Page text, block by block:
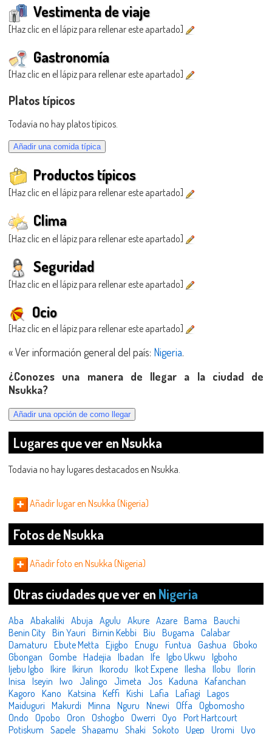
Vestimenta de viaje
[Haz clic en el lápiz para rellenar este apartado]
Gastronomía
[Haz clic en el lápiz para rellenar este apartado]
Platos típicos
Todavía no hay platos típicos.
Productos típicos
[Haz clic en el lápiz para rellenar este apartado]
Clima
[Haz clic en el lápiz para rellenar este apartado]
Seguridad
[Haz clic en el lápiz para rellenar este apartado]
Ocio
[Haz clic en el lápiz para rellenar este apartado]
« Ver información general del país: Nigeria.
¿Conozes una manera de llegar a la ciudad de
Nsukka?
Lugares que ver en Nsukka
Todavia no hay lugares destacados en Nsukka.
Añadir lugar en Nsukka (Nigeria)
Fotos de Nsukka
Añadir foto en Nsukka (Nigeria)
Otras ciudades que ver en Nigeria
Aba Abakaliki Abuja Agulu Akure Azare Bama Bauchi
Benin City Bin Yauri Birnin Kebbi Biu Bugama Calabar
Damaturu Ebute Metta Ejigbo Enugu Funtua Gashua Gboko
Gbongan Gombe Hadejia Ibadan Ife Igbo Ukwu Igboho
Ijebu Igbo Ikire Ikirun Ikorodu Ikot Expene Ilesha Ilobu Ilorin
Inisa Iseyin Iwo Jalingo Jimeta Jos Kaduna Kafanchan
Kagoro Kano Katsina Keffi Kishi Lafia Lafiagi Lagos
Maiduguri Makurdi Minna Nguru Nnewi Offa Ogbomosho
Ondo Opobo Oron Oshogbo Owerri Oyo Port Hartcourt
Potiskum Sapele Shagamu Shaki Sokoto Ugep Uromi Uyo